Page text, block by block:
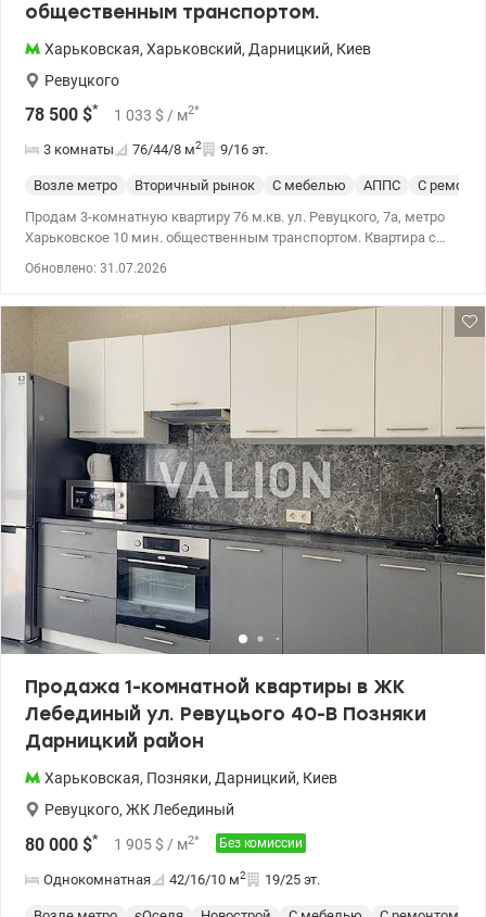
общественным транспортом.
Харьковская, Харьковский, Дарницкий, Киев
Ревуцкого
78 500 $* 1 033 $ / м2*
3 комнаты 76/44/8 м2 9/16 эт.
Возле метро Вторичный рынок С мебелью АППС
С
Продам 3-комнатную квартиру 76 м.кв. ул. Ревуцкого, 7а, метро
Харьковское 10 мин. общественным транспортом. Квартира с
на две квартиры, который закрывается. Возле дома есть
отличная сказочная детская площадка, сделанная
владельцами дома собственноручно. Неподалеку находится
озеро. Удобная локация, есть вся необходимая инфраструктура,
остановка общественного транспорта. Квартира свободна и
полностью готова к проживанию. Только наличные деньги.
Цена 78 500 у.е. Марина 0505077158 valion.ua /1151734
Обновлено: 31.07.2026
Продажа 1-комнатной квартиры в ЖК
Лебединый ул. Ревуцього 40-В Позняки
Дарницкий район
Харьковская, Позняки, Дарницкий, Киев
Ревуцкого, ЖК Лебединый
80 000 $* 1 905 $ / м2* Без комиссии
Однокомнатная 42/16/10 м2 19/25 эт.